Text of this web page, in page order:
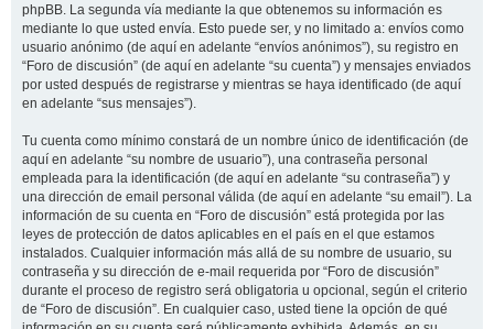
phpBB. La segunda vía mediante la que obtenemos su información es
mediante lo que usted envía. Esto puede ser, y no limitado a: envíos como
usuario anónimo (de aquí en adelante “envíos anónimos”), su registro en
“Foro de discusión” (de aquí en adelante “su cuenta”) y mensajes enviados
por usted después de registrarse y mientras se haya identificado (de aquí
en adelante “sus mensajes”).
Tu cuenta como mínimo constará de un nombre único de identificación (de
aquí en adelante “su nombre de usuario”), una contraseña personal
empleada para la identificación (de aquí en adelante “su contraseña”) y
una dirección de email personal válida (de aquí en adelante “su email”). La
información de su cuenta en “Foro de discusión” está protegida por las
leyes de protección de datos aplicables en el país en el que estamos
instalados. Cualquier información más allá de su nombre de usuario, su
contraseña y su dirección de e-mail requerida por “Foro de discusión”
durante el proceso de registro será obligatoria u opcional, según el criterio
de “Foro de discusión”. En cualquier caso, usted tiene la opción de qué